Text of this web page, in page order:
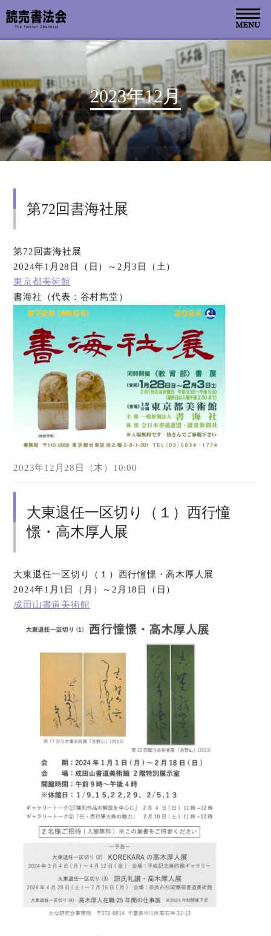
2023年12月
第72回書海社展
第72回書海社展
2024年1月28日（日）～2月3日（土）
東京都美術館
書海社（代表：谷村雋堂）
2023年12月28日（木）10:00
大東退任一区切り（１）西行憧
憬・高木厚人展
大東退任一区切り（１）西行憧憬・高木厚人展
2024年1月1日（月）～2月18日（日）
成田山書道美術館
お知らせ
読売書法会について
読売書法展
関連書道展
デジタルアーカイブ
オンラインショップ
お問い合わせ